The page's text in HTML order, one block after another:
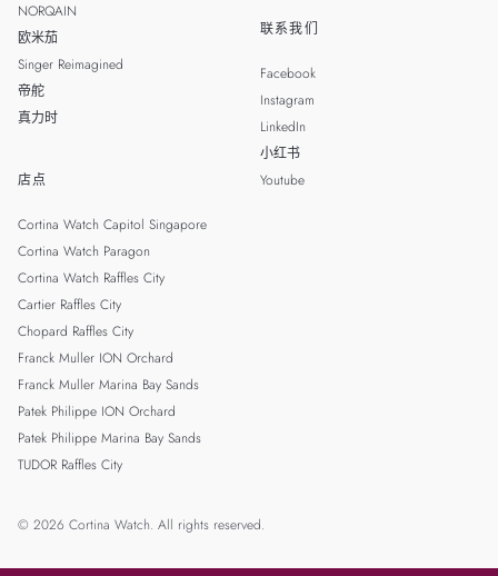
NORQAIN
欧米茄
Singer Reimagined
帝舵
真力时
店点
Cortina Watch Capitol Singapore
Cortina Watch Paragon
Cortina Watch Raffles City
Cartier Raffles City
Chopard Raffles City
Franck Muller ION Orchard
Franck Muller Marina Bay Sands
Patek Philippe ION Orchard
Patek Philippe Marina Bay Sands
TUDOR Raffles City
联系我们
Facebook
Instagram
LinkedIn
小红书
Youtube
© 2026 Cortina Watch. All rights reserved.